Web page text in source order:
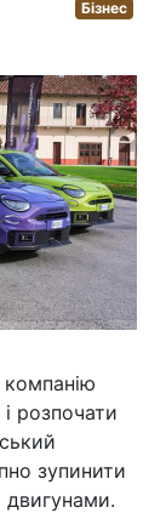
Бізнес
компанію
розпочати
зупинити
двигунами.